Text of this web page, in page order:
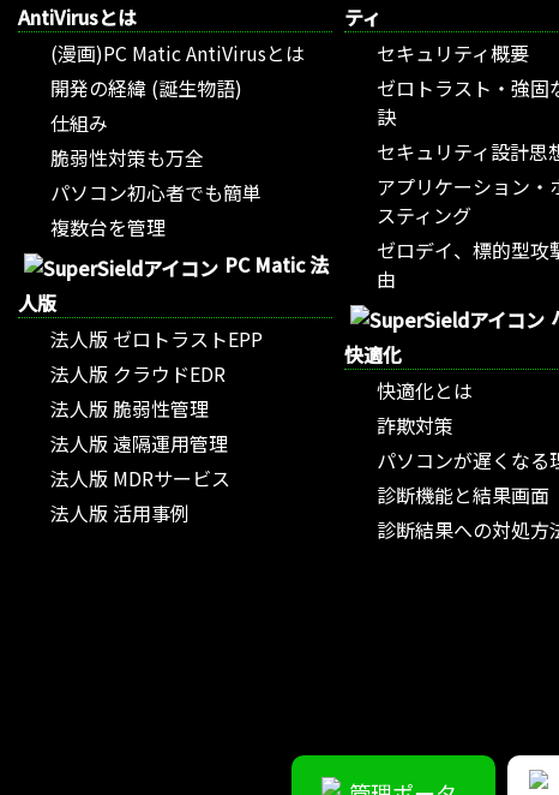
AntiVirusとは
(漫画)PC Matic AntiVirusとは
開発の経緯 (誕生物語)
仕組み
脆弱性対策も万全
パソコン初心者でも簡単
複数台を管理
PC Matic 法
人版
法人版 ゼロトラストEPP
法人版 クラウドEDR
法人版 脆弱性管理
法人版 遠隔運用管理
法人版 MDRサービス
法人版 活用事例
ティ
セキュリティ概要
ゼロトラスト・強固
訣
セキュリティ設計思
アプリケーション・
スティング
ゼロデイ、標的型攻
由
快適化
快適化とは
詐欺対策
パソコンが遅くなる
診断機能と結果画面
診断結果への対処方